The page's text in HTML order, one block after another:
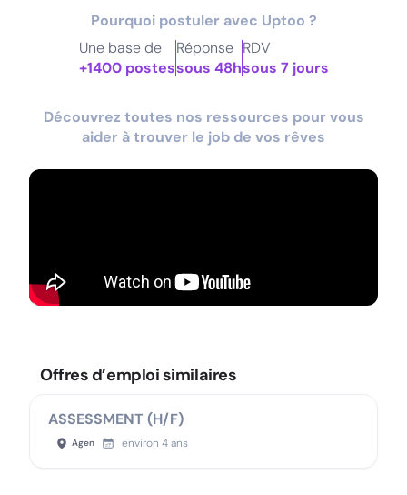
Pourquoi postuler avec Uptoo ?
Une base de
+1400 postes
Réponse
sous 48h
RDV
sous 7 jours
Découvrez toutes nos ressources pour vous
aider à trouver le job de vos rêves
Offres d’emploi similaires
ASSESSMENT (H/F)
Agen environ 4 ans